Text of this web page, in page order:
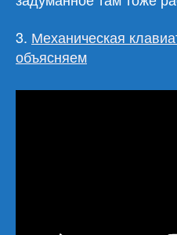
3. Механическая
объясняем